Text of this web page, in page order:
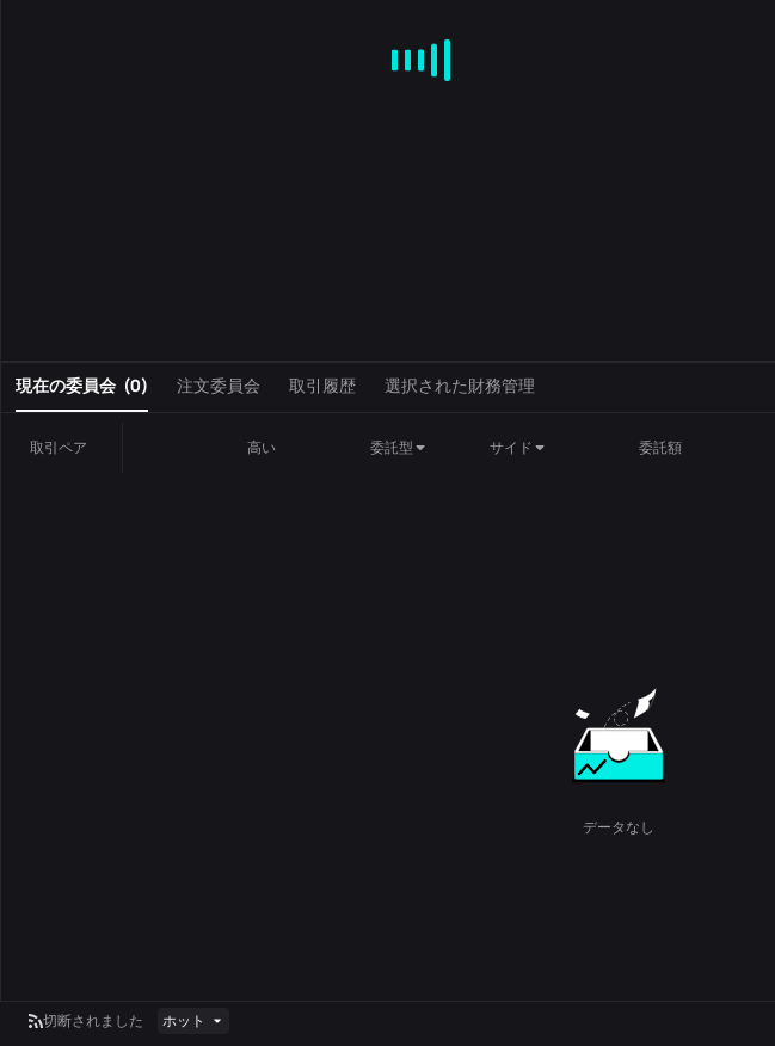
現在の委員会 (0) 注文委員会 取引履歴 選択された財務管理
取引ペア 高い 委託型 サイド 委託額
データなし
切断されました ホット